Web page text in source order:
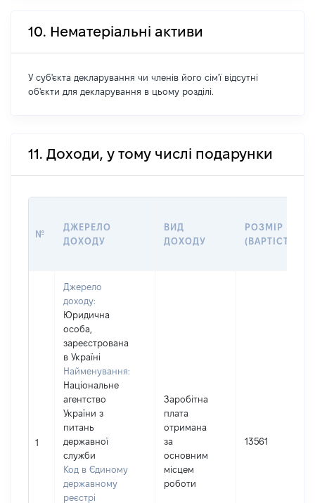
10. Нематеріальні активи
У суб'єкта декларування чи членів його сім'ї відсутні
об'єкти для декларування в цьому розділі.
11. Доходи, у тому числі подарунки
№
ДЖЕРЕЛО
ДОХОДУ
ВИД
ДОХОДУ
РОЗМІР
(ВАРТІСТЬ)
1
Джерело
доходу:
Юридична
особа,
зареєстрована
в Україні
Найменування:
Національне
агентство
України з
питань
державної
служби
Код в Єдиному
державному
реєстрі
Заробітна
плата
отримана
за
основним
місцем
роботи
13561